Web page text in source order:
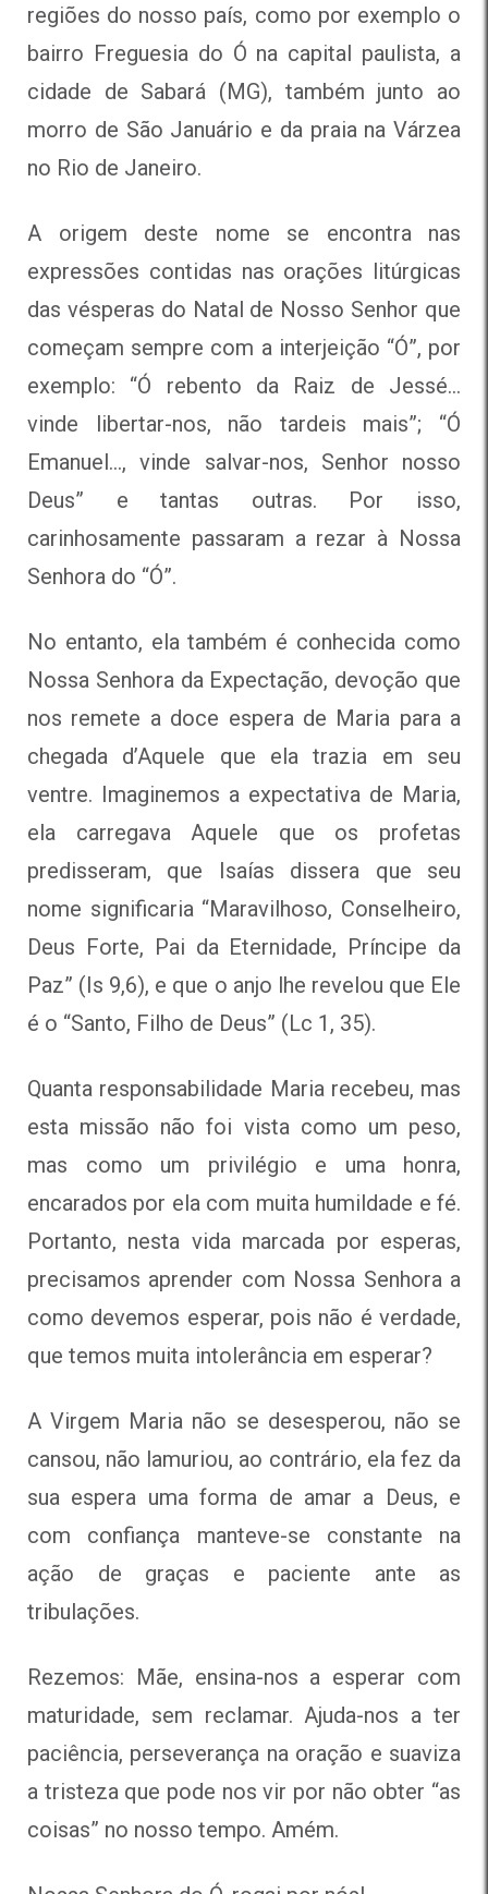
regiões do nosso país, como por exemplo o
bairro Freguesia do Ó na capital paulista, a
cidade de Sabará (MG), também junto ao
morro de São Januário e da praia na Várzea
no Rio de Janeiro.
A origem deste nome se encontra nas
expressões contidas nas orações litúrgicas
das vésperas do Natal de Nosso Senhor que
começam sempre com a interjeição “Ó”, por
exemplo: “Ó rebento da Raiz de Jessé…
vinde libertar-nos, não tardeis mais”; “Ó
Emanuel…, vinde salvar-nos, Senhor nosso
Deus” e tantas outras. Por isso,
carinhosamente passaram a rezar à Nossa
Senhora do “Ó”.
No entanto, ela também é conhecida como
Nossa Senhora da Expectação, devoção que
nos remete a doce espera de Maria para a
chegada d’Aquele que ela trazia em seu
ventre. Imaginemos a expectativa de Maria,
ela carregava Aquele que os profetas
predisseram, que Isaías dissera que seu
nome significaria “Maravilhoso, Conselheiro,
Deus Forte, Pai da Eternidade, Príncipe da
Paz” (Is 9,6), e que o anjo lhe revelou que Ele
é o “Santo, Filho de Deus” (Lc 1, 35).
Quanta responsabilidade Maria recebeu, mas
esta missão não foi vista como um peso,
mas como um privilégio e uma honra,
encarados por ela com muita humildade e fé.
Portanto, nesta vida marcada por esperas,
precisamos aprender com Nossa Senhora a
como devemos esperar, pois não é verdade,
que temos muita intolerância em esperar?
A Virgem Maria não se desesperou, não se
cansou, não lamuriou, ao contrário, ela fez da
sua espera uma forma de amar a Deus, e
com confiança manteve-se constante na
ação de graças e paciente ante as
tribulações.
Rezemos: Mãe, ensina-nos a esperar com
maturidade, sem reclamar. Ajuda-nos a ter
paciência, perseverança na oração e suaviza
a tristeza que pode nos vir por não obter “as
coisas” no nosso tempo. Amém.